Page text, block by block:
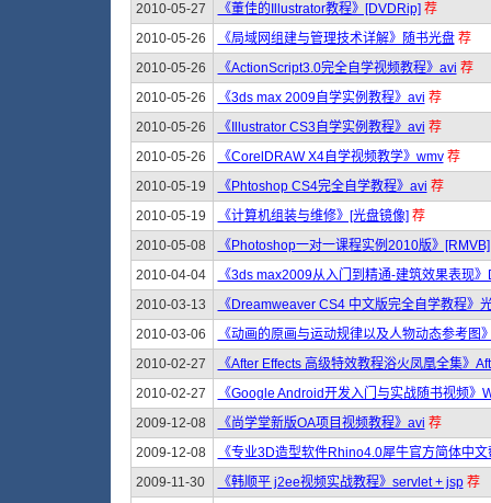
2010-05-27
《董佳的Illustrator教程》[DVDRip] 荐
2010-05-26
《局域网组建与管理技术详解》随书光盘 荐
2010-05-26
《ActionScript3.0完全自学视频教程》avi 荐
2010-05-26
《3ds max 2009自学实例教程》avi 荐
2010-05-26
《Illustrator CS3自学实例教程》avi 荐
2010-05-26
《CorelDRAW X4自学视频教学》wmv 荐
2010-05-19
《Phtoshop CS4完全自学教程》avi 荐
2010-05-19
《计算机组装与维修》[光盘镜像] 荐
2010-05-08
《Photoshop一对一课程实例2010版》[RMVB]
2010-04-04
《3ds max2009从入门到精通-建筑效果表现》
2010-03-13
《Dreamweaver CS4 中文版完全自学教程》
2010-03-06
《动画的原画与运动规律以及人物动态参考图
2010-02-27
《After Effects 高级特效教程浴火凤凰全集》
2010-02-27
《Google Android开发入门与实战随书视频》
2009-12-08
《尚学堂新版OA项目视频教程》avi 荐
2009-12-08
《专业3D造型软件Rhino4.0犀牛官方简体中
2009-11-30
《韩顺平 j2ee视频实战教程》servlet + jsp 荐